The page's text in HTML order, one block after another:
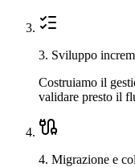
3. Sviluppo
Costruiamo il
validare presto il
4. Migrazione e